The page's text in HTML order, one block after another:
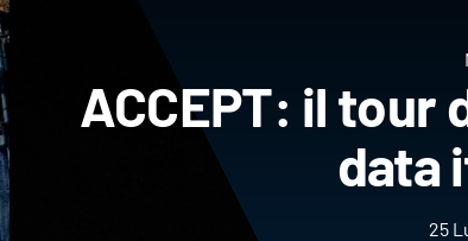
ACCEPT: il tour
data
25